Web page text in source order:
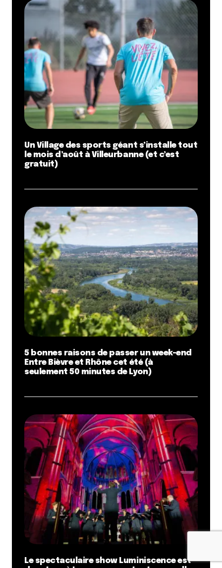
Un Village des sports géant s’installe tout
le mois d’août à Villeurbanne (et c’est
gratuit)
5 bonnes raisons de passer un week-end
Entre Bièvre et Rhône cet été (à
seulement 50 minutes de Lyon)
Le spectaculaire show Luminiscence est